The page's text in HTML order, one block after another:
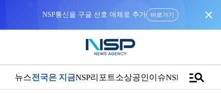
NSP통신을 구글 선호 매체로 추가 바로가기 close
뉴스전국은 지금NSP리포트소상공인이슈NSPTVmanage_search